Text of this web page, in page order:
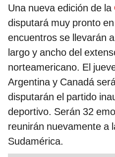
Una nueva edición de la
disputará muy pronto en
encuentros se llevarán
largo y ancho del
norteamericano. El
Argentina y Canadá
disputarán el partido
deportivo. Serán 32
reunirán nuevamente a
Sudamérica.